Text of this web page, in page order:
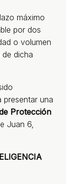
máximo
por dos
o volumen
dicha
presentar una
Protección
Juan 6,